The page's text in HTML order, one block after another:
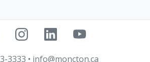
3333 • info@moncton.ca